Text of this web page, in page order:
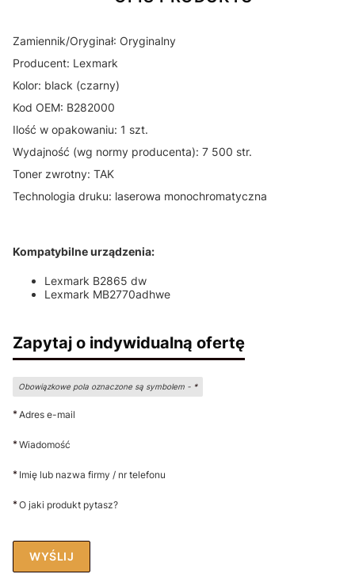
Zamiennik/Oryginał: Oryginalny
Producent: Lexmark
Kolor: black (czarny)
Kod OEM: B282000
Ilość w opakowaniu: 1 szt.
Wydajność (wg normy producenta): 7 500 str.
Toner zwrotny: TAK
Technologia druku: laserowa monochromatyczna
Kompatybilne urządzenia:
Lexmark B2865 dw
Lexmark MB2770adhwe
Zapytaj o indywidualną ofertę
Obowiązkowe pola oznaczone są symbolem - *
*Adres e-mail
*Wiadomość
* Imię lub nazwa firmy / nr telefonu
*O jaki produkt pytasz?
WYŚLIJ